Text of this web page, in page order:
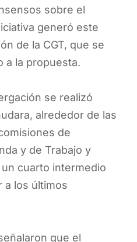
sobre el
generó este
de la CGT, que se
a la propuesta.
se realizó
alrededor de las
de
y de Trabajo y
cuarto intermedio
a los últimos
que el